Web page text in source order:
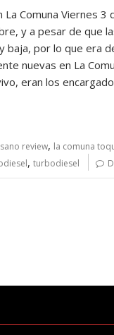
La Comuna
y a pesar de que
por lo que era
nuevas en La
eran los
review, la comuna
, turbodiesel